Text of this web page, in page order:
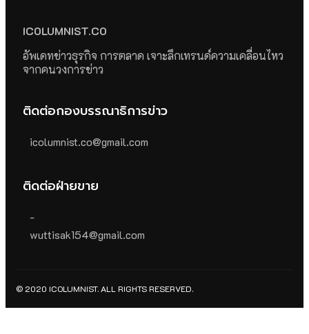
ICOLUMNIST.CO
อัพเดทข่าวธุรกิจ การตลาด เจาะลึกเทรนด์ความเคลื่อนไหว
จากคนวงการข่าว
ติดต่อกองบรรณาธิการข่าว
icolumnist.co@gmail.com
ติดต่อฝ่ายขาย
-
wuttisak154@gmail.com
© 2020 ICOLUMNIST. ALL RIGHTS RESERVED.